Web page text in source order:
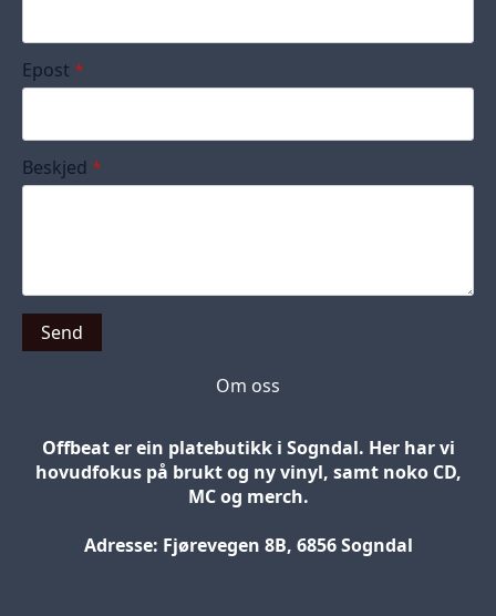
Epost *
Beskjed *
Send
Om oss
Offbeat er ein platebutikk i Sogndal. Her har vi
hovudfokus på brukt og ny vinyl, samt noko CD,
MC og merch.
Adresse: Fjørevegen 8B, 6856 Sogndal